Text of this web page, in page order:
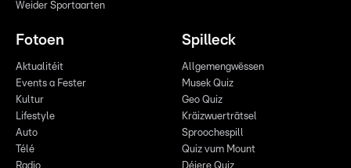
Weider Sportaarten
Fotoen
Aktualitéit
Events a Fester
Kultur
Lifestyle
Auto
Télé
Spilleck
Allgemengwëssen
Musek Quiz
Geo Quiz
Kräizwuerträtsel
Sproochespill
Quiz vum Mount